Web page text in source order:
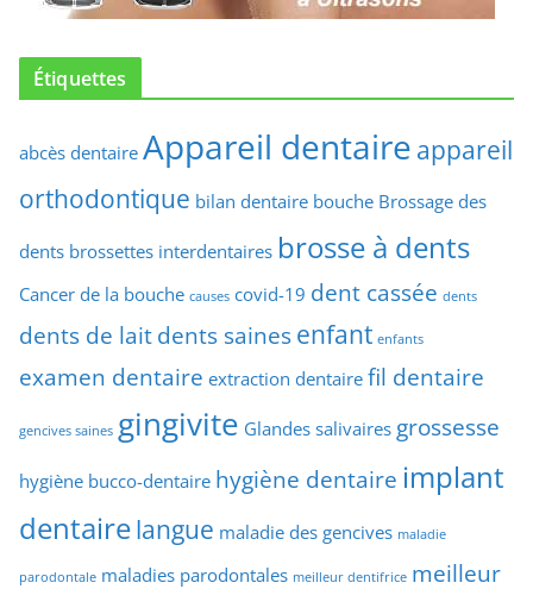
Étiquettes
abcès dentaire Appareil dentaire appareil
orthodontique bilan dentaire bouche Brossage des
dents brossettes interdentaires brosse à dents
Cancer de la bouche causes covid-19 dent cassée dents
dents de lait dents saines enfant enfants
examen dentaire extraction dentaire fil dentaire
gencives saines gingivite Glandes salivaires grossesse
hygiène bucco-dentaire hygiène dentaire implant
dentairelangue maladie des gencives maladie
parodontale maladies parodontales meilleur dentifrice meilleur